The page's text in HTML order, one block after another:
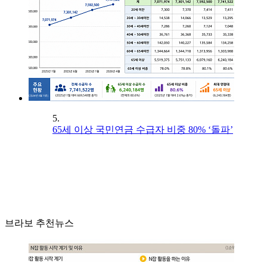
5.
65세 이상 국민연금 수급자 비중 80% ‘돌파’
브라보 추천뉴스